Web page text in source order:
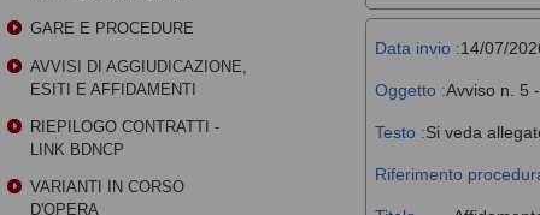
Data invio :14/07/
Oggetto :Avviso n. 5
Testo :Si veda
Riferimento
GARE E PROCEDURE
AVVISI DI AGGIUDICAZIONE,
ESITI E AFFIDAMENTI
RIEPILOGO CONTRATTI -
LINK BDNCP
VARIANTI IN CORSO
D'OPERA